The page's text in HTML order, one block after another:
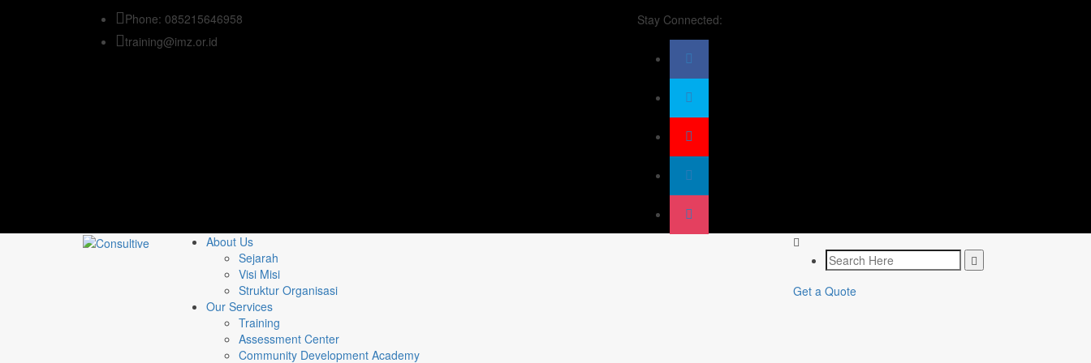
Phone: 085215646958
training@imz.or.id
Stay Connected:
About Us
Sejarah
Visi Misi
Struktur Organisasi
Our Services
Training
Assessment Center
Community Development Academy
Get a Quote